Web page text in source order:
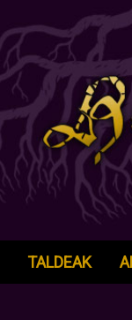
TALDEAK